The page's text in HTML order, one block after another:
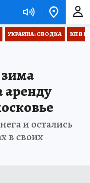
УКРАИНА: СВОДКА КП В
аренду
и остались
в своих